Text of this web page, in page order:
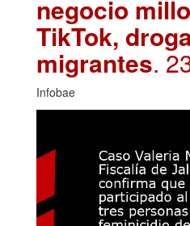
negocio
TikTok,
migrantes.
Infobae